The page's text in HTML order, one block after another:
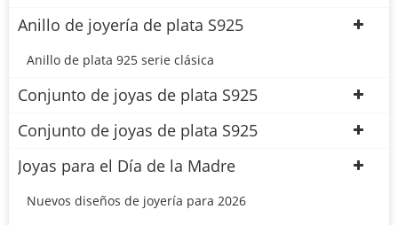
Anillo de joyería de plata S925
Anillo de plata 925 serie clásica
Conjunto de joyas de plata S925
Conjunto de joyas de plata S925
Joyas para el Día de la Madre
Nuevos diseños de joyería para 2026